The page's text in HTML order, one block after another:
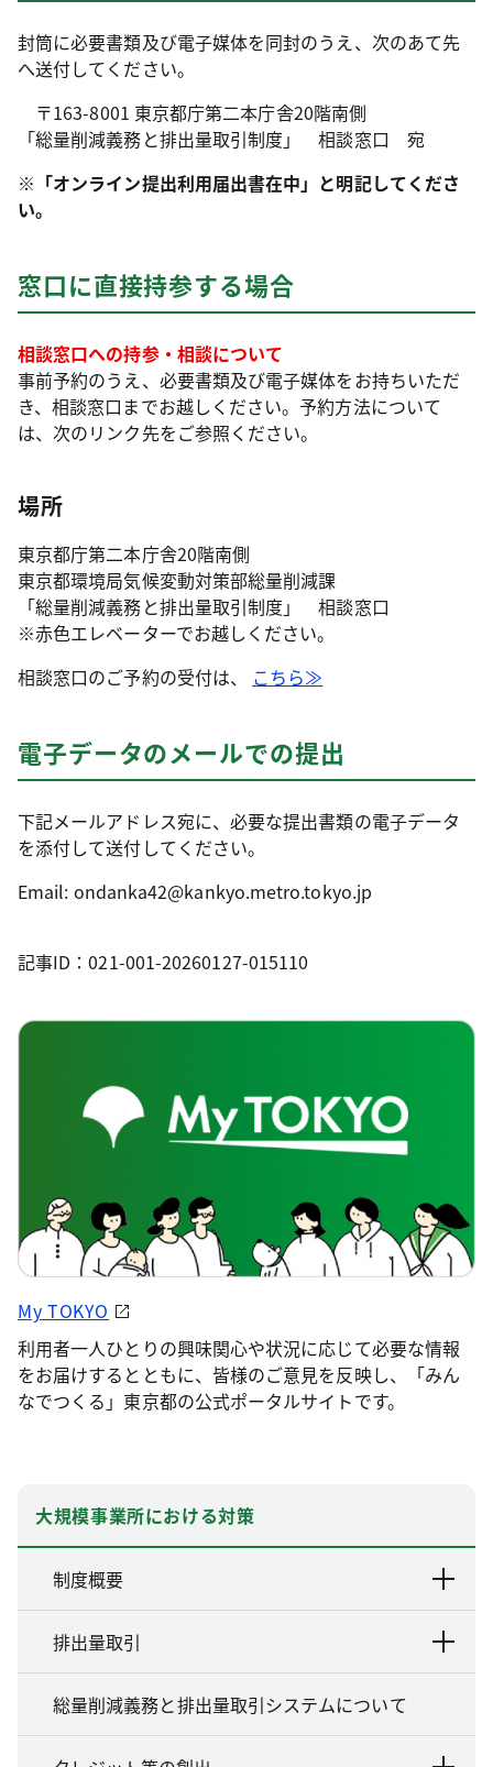
封筒に必要書類及び電子媒体を同封のうえ、次のあて先
へ送付してください。
〒163-8001 東京都庁第二本庁舎20階南側
「総量削減義務と排出量取引制度」 相談窓口 宛
※「オンライン提出利用届出書在中」と明記してくださ
い。
窓口に直接持参する場合
相談窓口への持参・相談について
事前予約のうえ、必要書類及び電子媒体をお持ちいただ
き、相談窓口までお越しください。予約方法について
は、次のリンク先をご参照ください。
場所
東京都庁第二本庁舎20階南側
東京都環境局気候変動対策部総量削減課
「総量削減義務と排出量取引制度」 相談窓口
※赤色エレベーターでお越しください。
相談窓口のご予約の受付は、 こちら≫
電子データのメールでの提出
下記メールアドレス宛に、必要な提出書類の電子データ
を添付して送付してください。
Email: ondanka42@kankyo.metro.tokyo.jp
記事ID：021-001-20260127-015110
My TOKYO
利用者一人ひとりの興味関心や状況に応じて必要な情報
をお届けするとともに、皆様のご意見を反映し、「みん
なでつくる」東京都の公式ポータルサイトです。
大規模事業所における対策
制度概要
排出量取引
総量削減義務と排出量取引システムについて